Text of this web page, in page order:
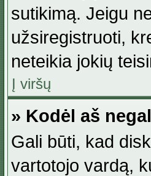
sutikimą. Jeigu
užsiregistruoti,
neteikia jokių
Į viršų
» Kodėl aš
Gali būti, kad
vartotojo vardą,